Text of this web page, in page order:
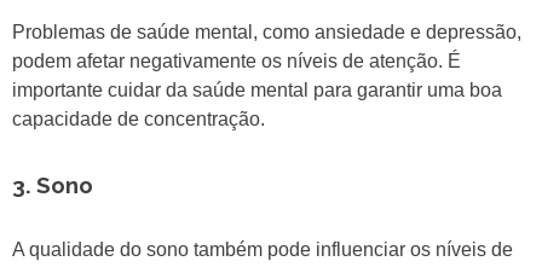
Problemas de saúde mental, como ansiedade e depressão,
podem afetar negativamente os níveis de atenção. É
importante cuidar da saúde mental para garantir uma boa
capacidade de concentração.
3. Sono
A qualidade do sono também pode influenciar os níveis de